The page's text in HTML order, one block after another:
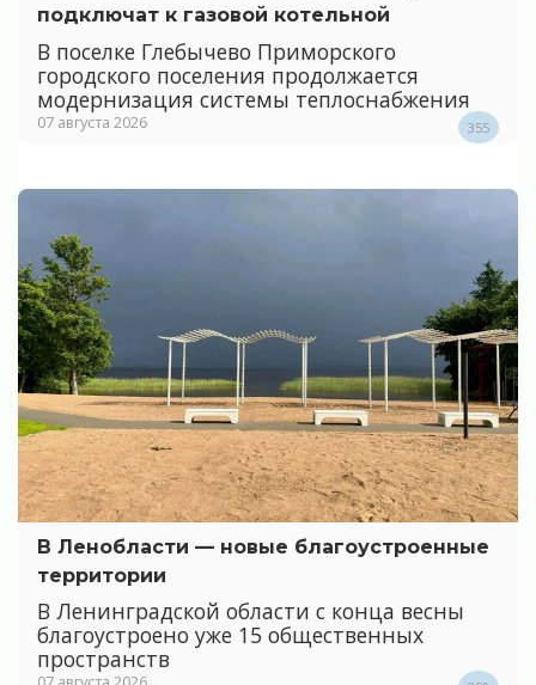
подключат к газовой котельной
В поселке Глебычево Приморского
городского поселения продолжается
модернизация системы теплоснабжения
07 августа 2026 355
В Ленобласти — новые благоустроенные
территории
В Ленинградской области с конца весны
благоустроено уже 15 общественных
пространств